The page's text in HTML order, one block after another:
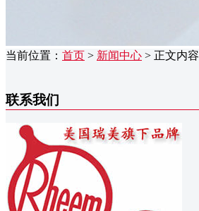
当前位置： 首页 > 新闻中心 > 正文内容
联系我们